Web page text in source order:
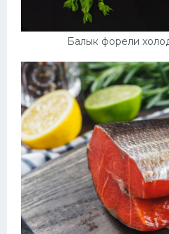
Балык форели